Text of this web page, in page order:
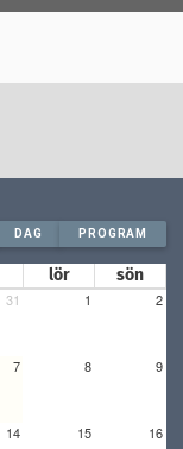
DAG PROGRAM
lör sön
31 1 2
7 8 9
14 15 16